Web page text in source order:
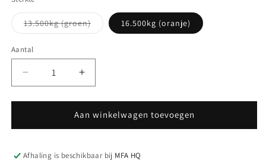
13.500kg (groen)Variant
uitverkocht
16.500kg (oranje)
Aantal
Aantal
Aantal
verlagen
voor
ROPES
Shackle
Aantal
verhogen
voor
JUME
ROPES
Shackle
Aan winkelwagen toevoegen
Afhaling is beschikbaar bij MFA HQ